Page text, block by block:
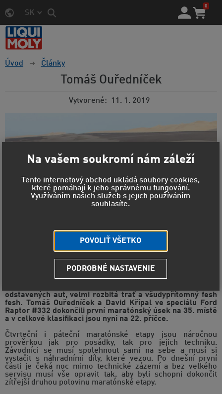
SK
0
Úvod Články
Tomáš Ouředníček
Vytvorené 11. 1. 2019
Ve čtvrtek byla na programu Rally Dakar 2019 první část
maratónské etapy vedoucí z Arequipy do Tacny. Tuto 664
kilometrů dlouhou peruánskou výzvu posádky absolvovaly
odstavených aut, velmi rozbitá trať a všudypřítomný fesh
fesh. Tomáš Ouředníček a David Křípal ve speciálu Ford
Raptor #332 dokončili první maratónský úsek na 35. místě
a v celkové klasifikaci jsou nyní na 22. příčce.
Čtvrteční i páteční maratónské etapy jsou náročnou
prověrkou jak pro posádky, tak pro jejich techniku.
Závodníci se musí spolehnout sami na sebe a musí si
vystačit s náhradními díly, které vezou. Po dnešní první
části je čeká noc mimo technické zázemí a bez velkého
servisu musí vše opravit tak, aby byli schopni dokončit
zítřejší druhou polovinu maratónské etapy.
Na vašem soukromí nám záleží
Tento internetový obchod ukládá soubory cookies,
které pomáhají k jeho správnému fungování.
Využíváním našich služeb s jejich používáním
souhlasíte.
POVOLIŤ VŠETKO
PODROBNÉ NASTAVENIE